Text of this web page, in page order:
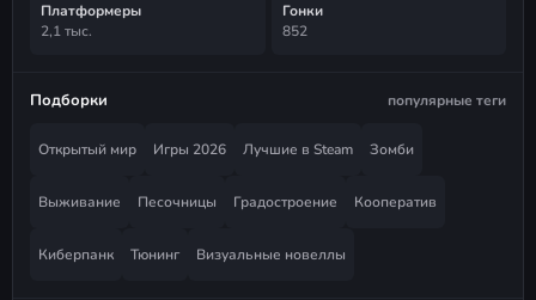
Платформеры
2,1 тыс.
Гонки
852
Подборки популярные теги
Открытый мир Игры 2026 Лучшие в Steam Зомби
Выживание Песочницы Градостроение Кооператив
Киберпанк Тюнинг Визуальные новеллы